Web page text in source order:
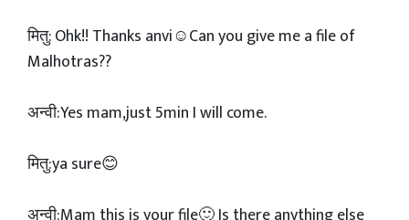
मितु: Ohk!! Thanks anvi☺️Can you give me a file of
Malhotras??
अन्वी:Yes mam,just 5min I will come.
मितु:ya sure😊